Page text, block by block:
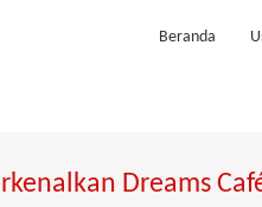
Beranda
Dreams